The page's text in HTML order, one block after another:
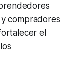
compradores
el